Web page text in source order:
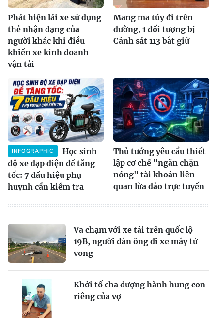
Phát hiện lái xe sử dụng
thẻ nhận dạng của
người khác khi điều
khiển xe kinh doanh
vận tải
Mang ma túy đi trên
đường, 1 đối tượng bị
Cảnh sát 113 bắt giữ
INFOGRAPHIC
Học sinh
độ xe đạp điện để tăng
tốc: 7 dấu hiệu phụ
huynh cần kiểm tra
Thủ tướng yêu cầu thiết
lập cơ chế "ngăn chặn
nóng" tài khoản liên
quan lừa đảo trực tuyến
Va chạm với xe tải trên quốc lộ
19B, người đàn ông đi xe máy tử
vong
Khởi tố cha dượng hành hung con
riêng của vợ